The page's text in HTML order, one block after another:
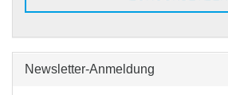
Newsletter-Anmeldung